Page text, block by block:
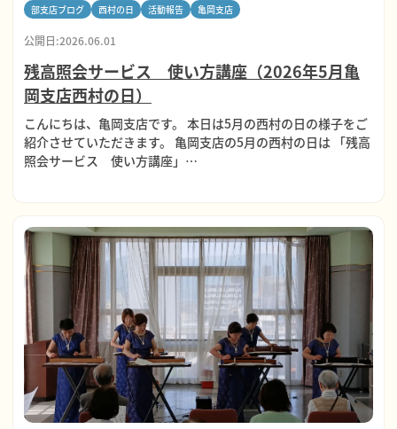
部支店ブログ 西村の日 活動報告 亀岡支店
公開日:2026.06.01
残高照会サービス 使い方講座（2026年5月亀
岡支店西村の日）
こんにちは、亀岡支店です。 本日は5月の西村の日の様子をご
紹介させていただきます。 亀岡支店の5月の西村の日は 「残高
照会サービス 使い方講座」…